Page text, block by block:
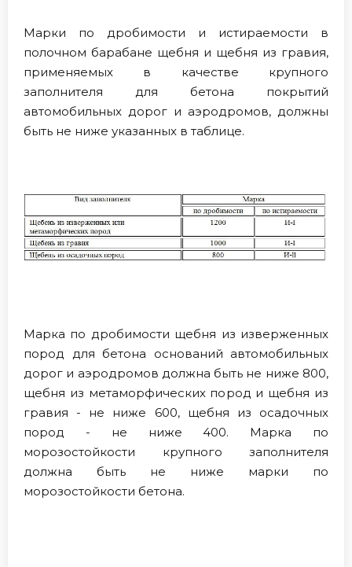
Марки по дробимости и истираемости в
полочном барабане щебня и щебня из гравия,
применяемых в качестве крупного
заполнителя для бетона покрытий
автомобильных дорог и аэродромов, должны
быть не ниже указанных в таблице.
Марка по дробимости щебня из изверженных
пород для бетона оснований автомобильных
дорог и аэродромов должна быть не ниже 800,
щебня из метаморфических пород и щебня из
гравия - не ниже 600, щебня из осадочных
пород - не ниже 400. Марка по
морозостойкости крупного заполнителя
должна быть не ниже марки по
морозостойкости бетона.